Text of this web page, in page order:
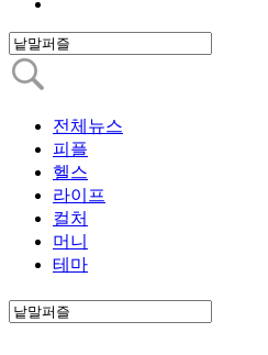
전체뉴스
피플
헬스
라이프
컬처
머니
테마